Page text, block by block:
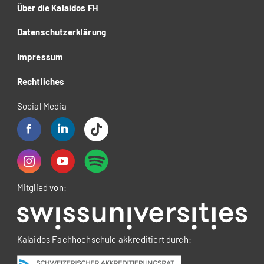
Über die Kalaidos FH
Datenschutzerklärung
Impressum
Rechtliches
Social Media
Mitglied von:
Kalaidos Fachhochschule akkreditiert durch: